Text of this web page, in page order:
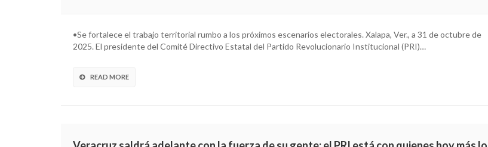
•Se fortalece el trabajo territorial rumbo a los próximos escenarios electorales. Xalapa, Ver., a 31 de octubre de
2025. El presidente del Comité Directivo Estatal del Partido Revolucionario Institucional (PRI)…
READ MORE